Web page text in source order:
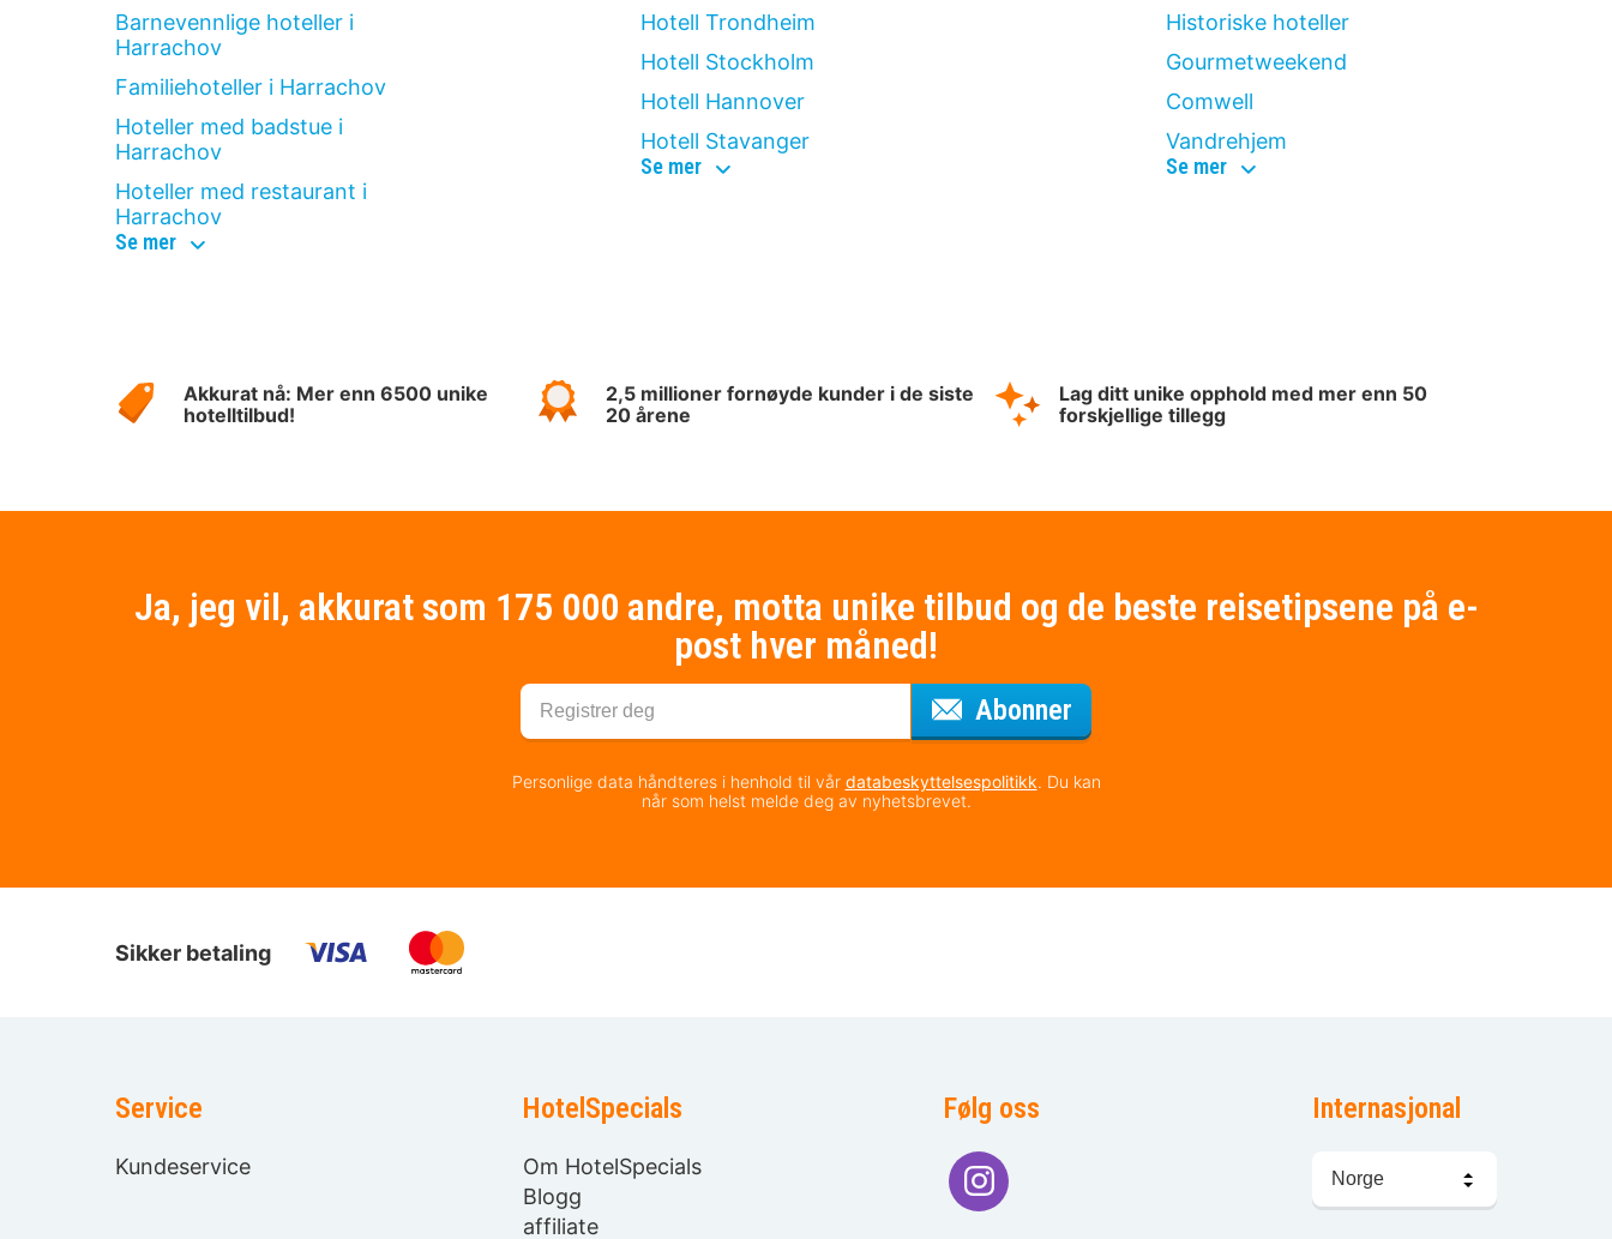
Barnevennlige hoteller i
Harrachov
Familiehoteller i Harrachov
Hoteller med badstue i
Harrachov
Hoteller med restaurant i
Harrachov
Se merhotellkategorier
Hotell Trondheim
Hotell Stockholm
Hotell Hannover
Hotell Stavanger
Se mertop
Historiske hoteller
Gourmetweekend
Comwell
Vandrehjem
Se merpopular
Akkurat nå: Mer enn 6500 unike
hotelltilbud!
2,5 millioner fornøyde kunder i de siste
20 årene
Lag ditt unike opphold med mer enn 50
forskjellige tillegg
Ja, jeg vil, akkurat som 175 000 andre, motta unike tilbud og de beste reisetipsene på e-
post hver måned!
Abonner
Personlige data håndteres i henhold til vår databeskyttelsespolitikk. Du kan
når som helst melde deg av nyhetsbrevet.
Sikker betaling
Service
Kundeservice
HotelSpecials
Om HotelSpecials
Blogg
affiliate
Følg oss Internasjonal
Språkvalg